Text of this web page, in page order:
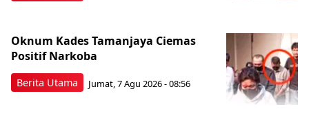
Berita Utama
Oknum Kades Tamanjaya Ciemas
Positif Narkoba
Jumat, 7 Agu 2026 - 08:56